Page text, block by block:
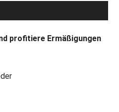
profitiere Ermäßigungen